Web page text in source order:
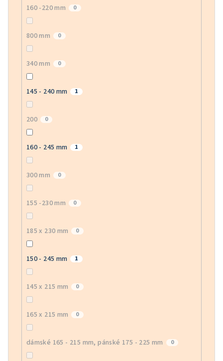
160 -220 mm 0
800 mm 0
340 mm 0
145 - 240 mm 1
200 0
160 - 245 mm 1
300 mm 0
155 -230 mm 0
185 x 230 mm 0
150 - 245 mm 1
145 x 215 mm 0
165 x 215 mm 0
dámské 165 - 215 mm, pánské 175 - 225 mm 0